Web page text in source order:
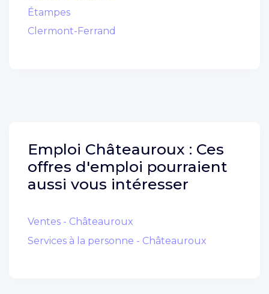
Étampes
Clermont-Ferrand
Emploi Châteauroux : Ces
offres d'emploi pourraient
aussi vous intéresser
Ventes - Châteauroux
Services à la personne - Châteauroux